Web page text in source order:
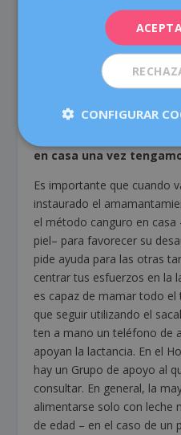
La leche de banco se
y sólo se puede
por lo que si tu bebe
ningún coste añadido.
en casa una vez
Es importante que cuando
instaurado el
el método canguro en
piel– para favorecer su
pide ayuda para las otras
centrar tus esfuerzos en la
es capaz de mamar todo
que seguir utilizando el
ten a mano un teléfono de
apoyan la lactancia. En el
hay un Grupo de apoyo al
consultar. En general, la
alimentarse solo con leche
de edad – en el caso de un
CONFIGURAR